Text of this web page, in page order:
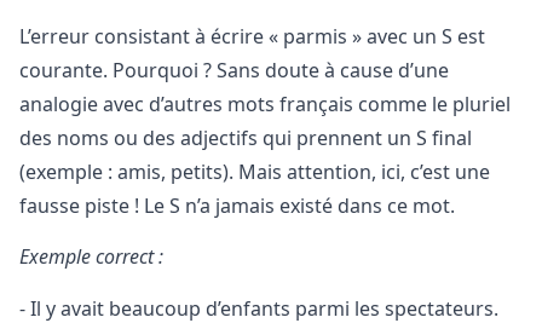
L’erreur consistant à écrire « parmis » avec un S est
courante. Pourquoi ? Sans doute à cause d’une
analogie avec d’autres mots français comme le pluriel
des noms ou des adjectifs qui prennent un S final
(exemple : amis, petits). Mais attention, ici, c’est une
fausse piste ! Le S n’a jamais existé dans ce mot.
Exemple correct :
- Il y avait beaucoup d’enfants parmi les spectateurs.